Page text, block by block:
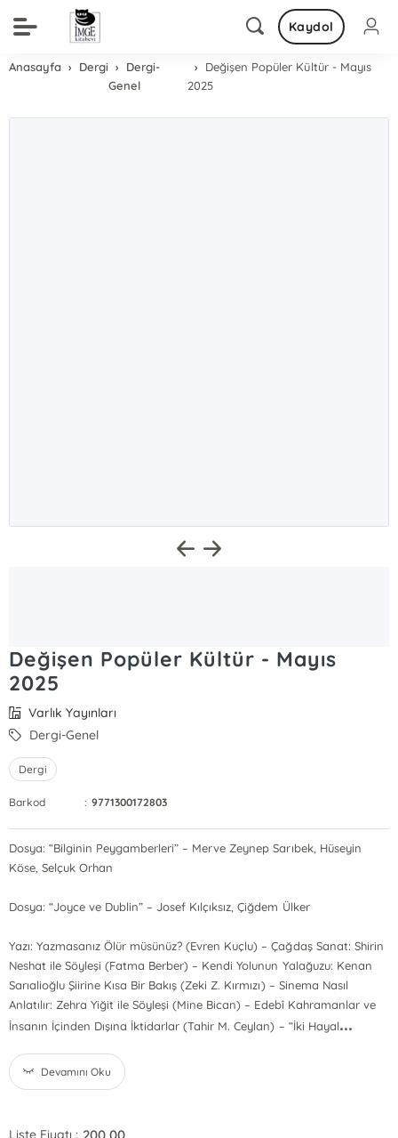
Kaydol
Anasayfa Dergi
Dergi-
Genel
Değişen Popüler Kültür - Mayıs
2025
Değişen Popüler Kültür - Mayıs
2025
Varlık Yayınları
Dergi-Genel
Dergi
Barkod : 9771300172803
Dosya: “Bilginin Peygamberleri” – Merve Zeynep Sarıbek, Hüseyin
Köse, Selçuk Orhan
Dosya: “Joyce ve Dublin” – Josef Kılçıksız, Çiğdem Ülker
Yazı: Yazmasanız Ölür müsünüz? (Evren Kuçlu) – Çağdaş Sanat: Shirin
Neshat ile Söyleşi (Fatma Berber) – Kendi Yolunun Yalağuzu: Kenan
Sarıalioğlu Şiirine Kısa Bir Bakış (Zeki Z. Kırmızı) – Sinema Nasıl
Anlatılır: Zehra Yiğit ile Söyleşi (Mine Bican) – Edebî Kahramanlar ve
İnsanın İçinden Dışına İktidarlar (Tahir M. Ceylan) – “İki Hayal...
Devamını Oku
Liste Fiyatı : 200,00